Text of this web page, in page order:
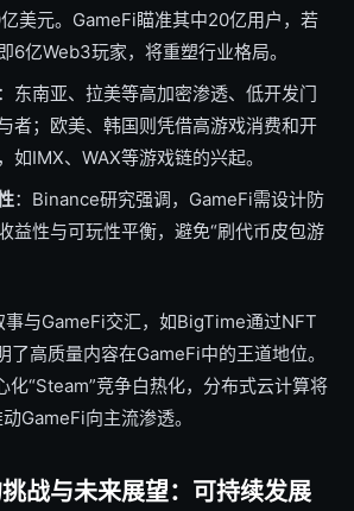
美元。GameFi瞄准其中20亿用户，若
6亿Web3玩家，将重塑行业格局。
：东南亚、拉美等高加密渗透、低开发门
者；欧美、韩国则凭借高游戏消费和开
如IMX、WAX等游戏链的兴起。
：Binance研究强调，GameFi需设计防
益性与可玩性平衡，避免“刷代币皮包游
事与GameFi交汇，如BigTime通过NFT
了高质量内容在GameFi中的王道地位。
化“Steam”竞争白热化，分布式云计算将
GameFi向主流渗透。
战与未来展望：可持续发展